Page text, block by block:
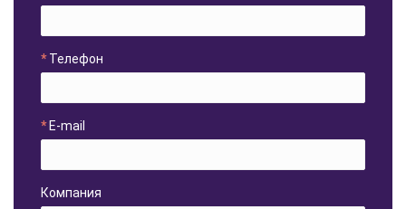
Телефон
E-mail
Компания